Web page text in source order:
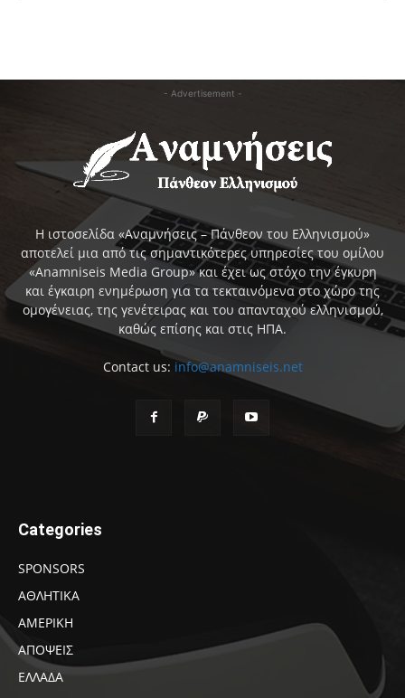
- Advertisement -
Η ιστοσελίδα «Αναμνήσεις – Πάνθεον του Ελληνισμού»
αποτελεί μια από τις σημαντικότερες υπηρεσίες του ομίλου
«Anamniseis Media Group» και έχει ως στόχο την έγκυρη
και έγκαιρη ενημέρωση για τα τεκταινόμενα στο χώρο της
ομογένειας, της γενέτειρας και του απανταχού ελληνισμού,
καθώς επίσης και στις ΗΠΑ.
Contact us: info@anamniseis.net
Categories
SPONSORS
ΑΘΛΗΤΙΚΑ
ΑΜΕΡΙΚΗ
ΑΠΟΨΕΙΣ
ΕΛΛΑΔΑ